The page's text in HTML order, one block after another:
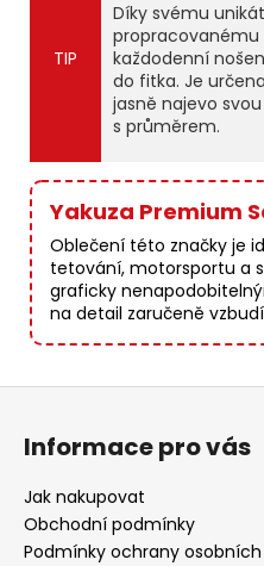
TIP
Díky svému
propracovanému
každodenní
do fitka. Je
jasně najevo
s průměrem.
Yakuza Premium
Oblečení této značky je
tetování, motorsportu a
graficky
na detail zaručeně
Informace pro vás
Jak nakupovat
Obchodní podmínky
Podmínky ochrany